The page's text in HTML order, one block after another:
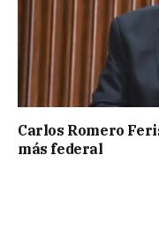
Carlos Romero
más federal